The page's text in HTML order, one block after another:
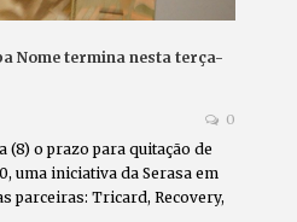
Nome termina nesta terça-
0
o prazo para quitação de
uma iniciativa da Serasa em
parceiras: Tricard, Recovery,